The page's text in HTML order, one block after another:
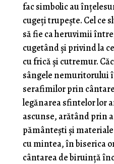
fac simbolic au
cugeţi tru­peşte. Cel ce
să fie ca heruvimii
cugetând şi privind la
cu frică şi cutremur.
sângele nemuritorului
serafimilor prin
legănarea sfintelor lor
ascunse, arătând prin
pământeşti şi
cu mintea, în biserica
cântarea de biruinţă